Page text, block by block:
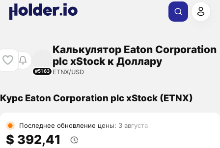
#5163
Калькулятор Eaton Corporation
plc xStock к Доллару
ETNX/USD
Курс Eaton Corporation plc xStock (ETNX)
Последнее обновление цены: 3 августа
$ 392,41